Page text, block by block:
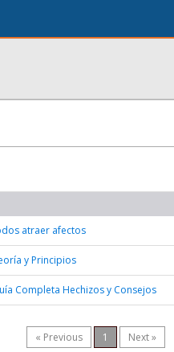
atraer afectos
y Principios
Completa Hechizos y Consejos
« Previous 1 Next »